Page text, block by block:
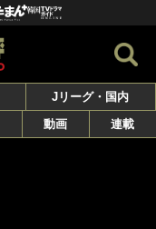
Jリーグ・国内
動画 連載